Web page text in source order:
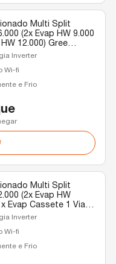
Multi Split
(2x Evap HW 9.000
12.000) Gree
R-32 220v
Inverter
Wi-fi
e Frio
Multi Split
(2x Evap HW
Evap Cassete 1 Via
Quente/Frio R-32
Inverter
Wi-fi
e Frio